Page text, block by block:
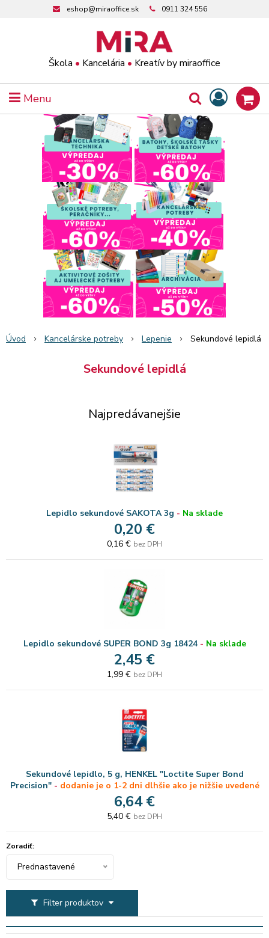
Škola • Kancelária • Kreatív by miraoffice
eshop@miraoffice.sk 0911 324 556
Menu
Úvod Kancelárske potreby Lepenie Sekundové lepidlá
Sekundové lepidlá
Najpredávanejšie
Lepidlo sekundové SAKOTA 3g - Na sklade
0,20 €
0,16 € bez DPH
Lepidlo sekundové SUPER BOND 3g 18424- Na sklade
2,45 €
1,99 € bez DPH
Sekundové lepidlo, 5 g, HENKEL "Loctite Super Bond
Precision"- dodanie je o 1-2 dni dlhšie ako je nižšie uvedené
6,64 €
5,40 € bez DPH
Filter produktov
Zoradiť:
Prednastavené